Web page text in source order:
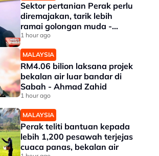
Sektor pertanian Perak perlu
diremajakan, tarik lebih
ramai golongan muda -
Saarani
1 hour ago
MALAYSIA
RM4.06 bilion laksana projek
bekalan air luar bandar di
Sabah - Ahmad Zahid
1 hour ago
MALAYSIA
Perak teliti bantuan kepada
lebih 1,200 pesawah terjejas
cuaca panas, bekalan air